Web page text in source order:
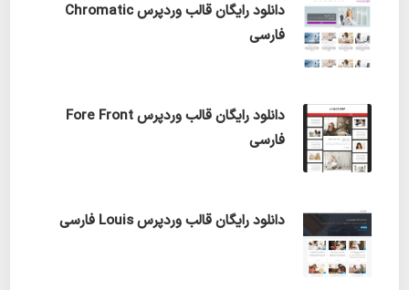
دانلود رایگان قالب وردپرس Chromatic
فارسی
دانلود رایگان قالب وردپرس Fore Front
فارسی
دانلود رایگان قالب وردپرس Louis فارسی